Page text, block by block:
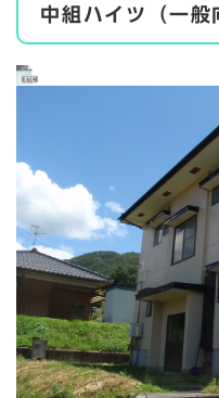
中組ハイツ（一